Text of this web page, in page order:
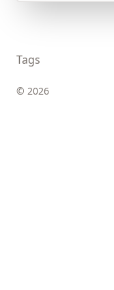
Tags
© 2026